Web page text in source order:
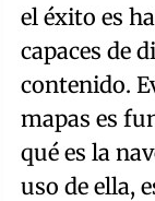
el éxito es
capaces de
contenido.
mapas es
qué es la
uso de ella,